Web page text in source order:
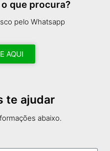
que procura?
pelo Whatsapp
AQUI
te ajudar
abaixo.